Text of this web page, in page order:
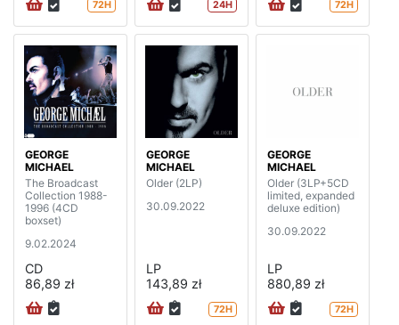
72H 24H 72H
GEORGE
MICHAEL
The Broadcast
Collection 1988-
1996 (4CD
boxset)
9.02.2024
CD
86,89 zł
GEORGE
MICHAEL
Older (2LP)
30.09.2022
LP
143,89 zł
72H
GEORGE
MICHAEL
Older (3LP+5CD
limited, expanded
deluxe edition)
30.09.2022
LP
880,89 zł
72H